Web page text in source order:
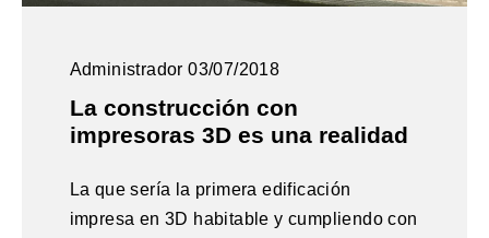
Administrador 03/07/2018
La construcción con
impresoras 3D es una realidad
La que sería la primera edificación
impresa en 3D habitable y cumpliendo con